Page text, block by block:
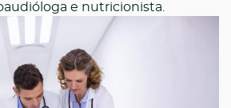
e nutricionista.